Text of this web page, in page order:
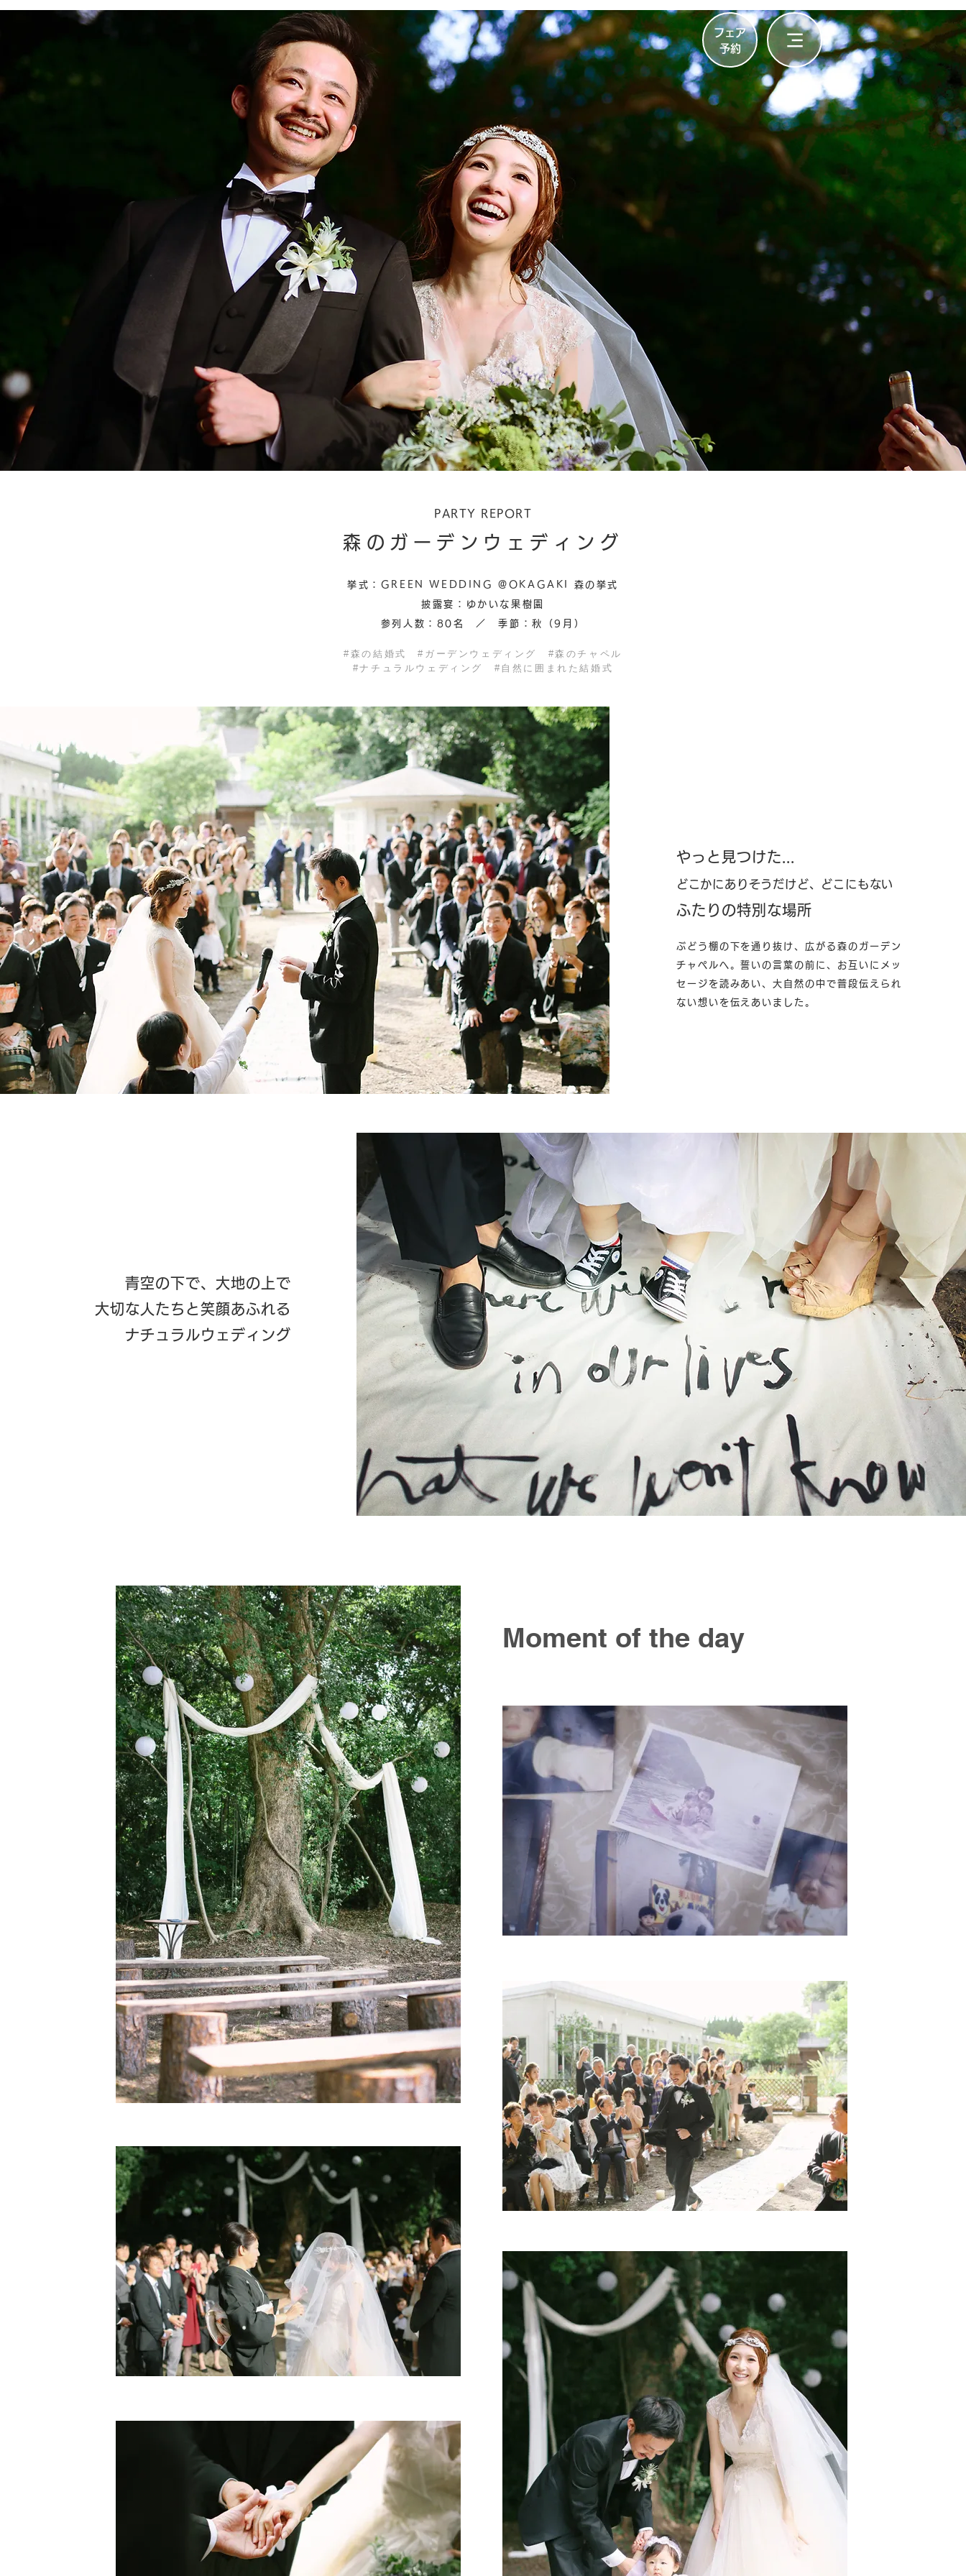
フェア
​予約
PARTY REPORT
森のガーデンウェディング
挙式：GREEN WEDDING @OKAGAKI 森の挙式
披露宴：ゆかいな果樹園
参列人数：80名 ／ 季節：秋（9月）​
​#森の結婚式 #ガーデンウェディング #森のチャペル
#ナチュラルウェディング #自然に囲まれた結婚式
ぶどう棚の下を通り抜け、広がる森のガーデン
チャペルへ。誓いの言葉の前に、お互いにメッ
セージを読みあい、大自然の中で普段伝えられ
ない想いを伝えあいました。
やっと見つけた...
どこかにありそうだけど、どこにもない
ふたりの特別な場所
青空の下で、大地の上で
大切な人たちと笑顔あふれる
ナチュラルウェディング
Moment of the day